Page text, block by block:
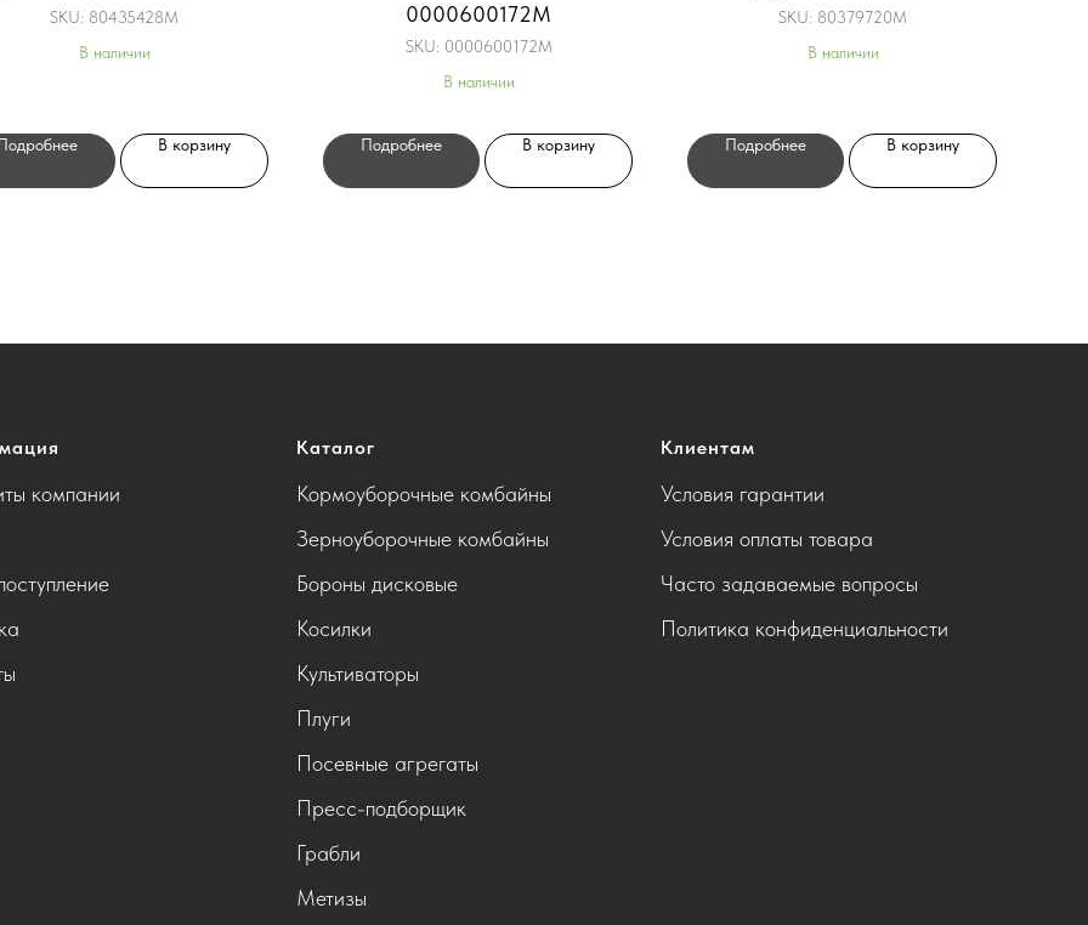
SKU: 80435428M
В наличии
В корзину
0000600172M
SKU: 0000600172M
В наличии
Подробнее В корзину
SKU: 80379720M
В наличии
Подробнее В корзину
компании
Каталог
Кормоуборочные комбайны
Зерноуборочные комбайны
Бороны дисковые
Косилки
Культиваторы
Плуги
Посевные агрегаты
Пресс-подборщик
Грабли
Метизы
Клиентам
Условия гарантии
Условия оплаты товара
Часто задаваемые вопросы
Политика конфиденциальности